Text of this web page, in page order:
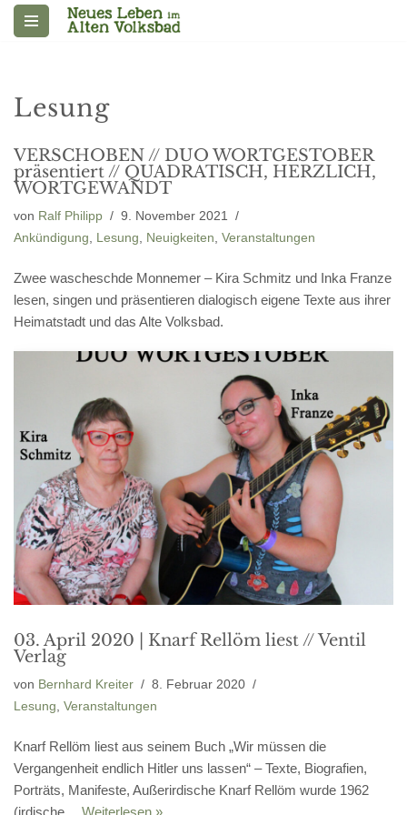
Lesung
VERSCHOBEN // DUO WORTGESTÖBER
präsentiert // QUADRATISCH, HERZLICH,
WORTGEWANDT
von Ralf Philipp
9. November 2021
Ankündigung, Lesung, Neuigkeiten, Veranstaltungen
Zwee wascheschde Monnemer – Kira Schmitz und Inka Franze
lesen, singen und präsentieren dialogisch eigene Texte aus ihrer
Heimatstadt und das Alte Volksbad.
03. April 2020 | Knarf Rellöm liest // Ventil
Verlag
von Bernhard Kreiter
8. Februar 2020
Lesung Veranstaltungen
Knarf Rellöm liest aus seinem Buch „Wir müssen die
Vergangenheit endlich Hitler uns lassen“ – Texte, Biografien,
Porträts, Manifeste, Außerirdische Knarf Rellöm wurde 1962
(irdische… Weiterlesen »